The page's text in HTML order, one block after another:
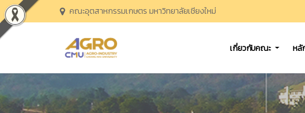
คณะอุตสาหกรรมเกษตร มหาวิทยาลัยเชียงใหม่
เกี่ยวกับคณะ หลั